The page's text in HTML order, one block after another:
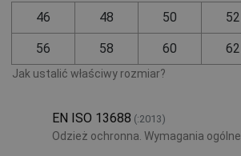
46
48 50 52
56 58 60 62
Jak ustalić właściwy rozmiar?
EN ISO 13688 (:2013)
Odzież ochronna. Wymagania ogólne.